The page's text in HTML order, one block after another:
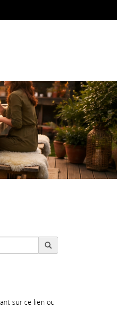
sur ce lien ou